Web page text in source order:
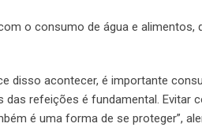
o consumo de água e alimentos,
disso acontecer, é importante
das refeições é fundamental. Evitar
é uma forma de se proteger”,